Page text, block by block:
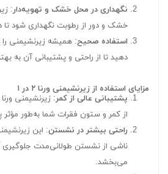
نگهداری در محل خشک و تهویه‌دار:
خشک و دور از رطوبت نگهداری شود
استفاده صحیح: همیشه زیرنشیمنی
دهید تا از راحتی و پشتیبانی آن به
مزایای استفاده از زیرنشیمنی ورنا ۲ در ۱
پشتیبانی عالی از کمر: زیرنشیمنی
از کمر و ستون فقرات شما به‌طور
راحتی بیشتر در نشستن: این
ناشی از نشستن طولانی‌مدت جلوگیری
می‌بخشد.